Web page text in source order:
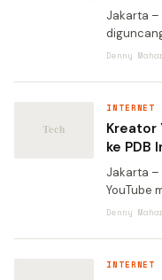
Jakarta –
oleh
Denny
INTERNET
Kreator
ke PDB
Jakarta –
YouTube
Domestik
Denny
INTERNET